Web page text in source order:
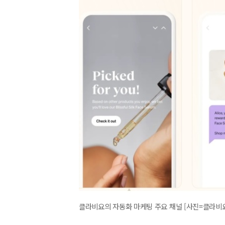
클라비요의 자동화 마케팅 주요 채널 [사진=클라비